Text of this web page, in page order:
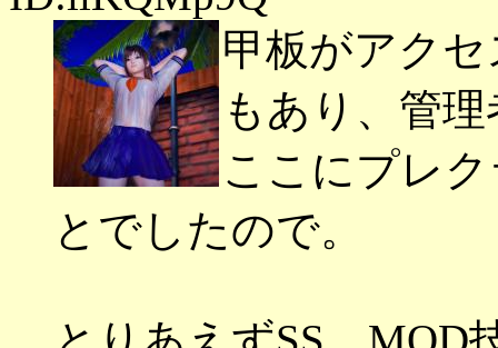
甲板がアク
もあり、管
ここにプレ
とでしたので。